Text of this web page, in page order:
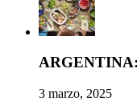
3 marzo, 2025